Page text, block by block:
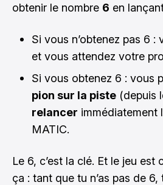
obtenir le nombre 6 en
Si vous n’obtenez pas 6 :
et vous attendez votre
Si vous obtenez 6 : vous
pion sur la piste (depuis
relancer immédiatement
MATIC.
Le 6, c’est la clé. Et le jeu est
ça : tant que tu n’as pas de